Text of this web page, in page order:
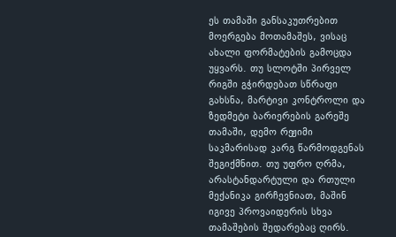
ეს თამაში განსაკუთრებით
მოერგება მოთამაშეს, ვისაც
ახალი ფორმატების გამოცდა
უყვარს. თუ სლოტში პირველ
რიგში გჭირდებათ სწრაფი
გახსნა, მარტივი კონტროლი და
ზედმეტი ბარიერების გარეშე
თამაში, დემო რეჟიმი
საკმარისად კარგ წარმოდგენას
შეგიქმნით. თუ უფრო ღრმა,
არასტანდარტული და რთული
მექანიკა გირჩევნიათ, მაშინ
იგივე პროვაიდერის სხვა
თამაშების შედარებაც ღირს.